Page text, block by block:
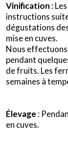
Vinification :
instructions
dégustations
mise en cuves.
Nous
pendant
de fruits. Les
semaines à
Élevage :
en cuves.